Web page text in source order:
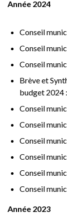
Année 2024
Conseil
Conseil
Conseil
Brève et
budget 2024 :
Conseil
Conseil
Conseil
Conseil
Conseil
Conseil
Année 2023